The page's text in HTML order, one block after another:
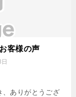
客様の声
、ありがとうござ